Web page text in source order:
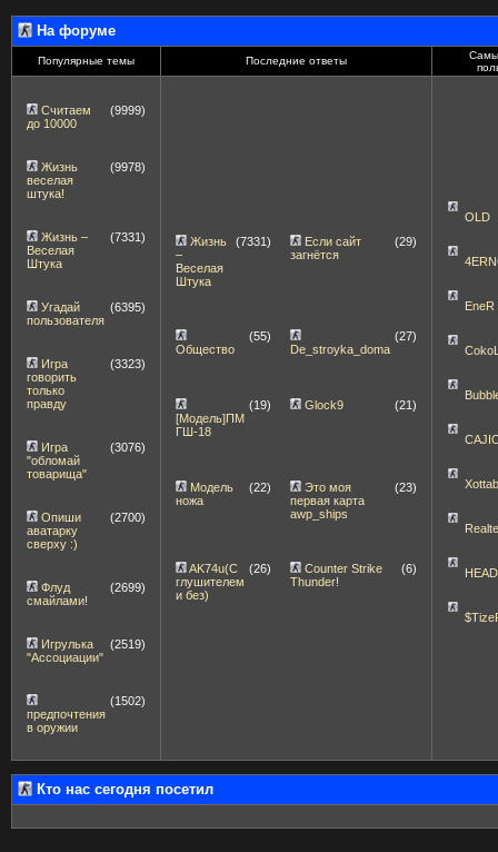
На форуме
Популярные темы Последние ответы
Считаем
до 10000
(9999)
Жизнь
веселая
штука!
(9978)
Жизнь –
Веселая
Штука
(7331)
Угадай
пользователя
(6395)
Игра
говорить
только
правду
(3323)
Игра
"обломай
товарища"
(3076)
Опиши
аватарку
сверху :)
(2700)
Флуд
смайлами!
(2699)
Игрулька
"Ассоциации"
(2519)
предпочтения
в оружии
(1502)
Жизнь
–
Веселая
Штука
(7331)
Если сайт
загнётся
(29)
Общество
(55)
De_stroyka_doma
(27)
[Модель]ПМ
ГШ-18
(19) Glock9 (21)
Модель
ножа
(22)
Это моя
первая карта
awp_ships
(23)
AK74u(С
глушителем
и без)
(26)
Counter Strike
Thunder!
(6)
OLD
EneR
Кто нас сегодня посетил